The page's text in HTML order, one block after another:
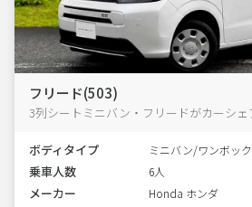
フリード(503)
3列シートミニバン・フリードがカーシェ
ボディタイプ ミニバン/ワンボッ
乗車人数 6人
メーカー Honda ホンダ